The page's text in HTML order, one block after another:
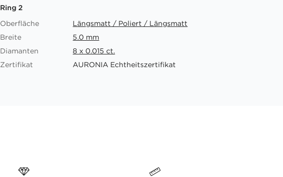
Ring 2
Oberfläche
Längsmatt / Poliert / Längsmatt
Breite
5.0 mm
Diamanten
8 x 0.015 ct.
Zertifikat
AURONIA Echtheitszertifikat